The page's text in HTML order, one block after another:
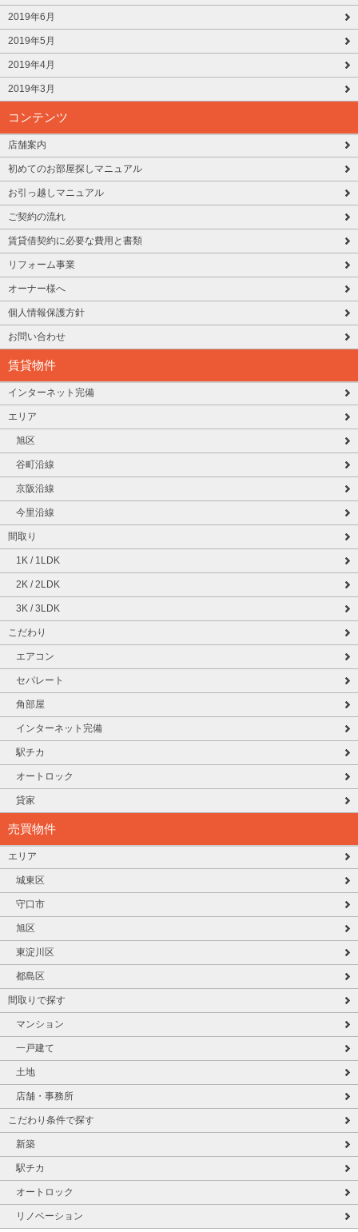
2019年6月
2019年5月
2019年4月
2019年3月
コンテンツ
店舗案内
初めてのお部屋探しマニュアル
お引っ越しマニュアル
ご契約の流れ
賃貸借契約に必要な費用と書類
リフォーム事業
オーナー様へ
個人情報保護方針
お問い合わせ
賃貸物件
インターネット完備
エリア
旭区
谷町沿線
京阪沿線
今里沿線
間取り
1K / 1LDK
2K / 2LDK
3K / 3LDK
こだわり
エアコン
セパレート
角部屋
インターネット完備
駅チカ
オートロック
貸家
売買物件
エリア
城東区
守口市
旭区
東淀川区
都島区
間取りで探す
マンション
一戸建て
土地
店舗・事務所
こだわり条件で探す
新築
駅チカ
オートロック
リノベーション